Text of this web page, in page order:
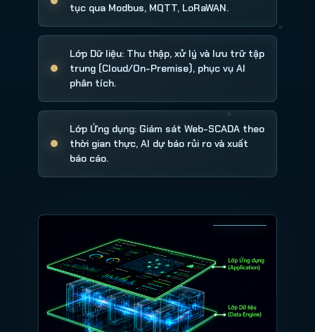
tục qua Modbus, MQTT, LoRaWAN.
Lớp Dữ liệu: Thu thập, xử lý và lưu trữ tập
trung (Cloud/On-Premise), phục vụ AI
phân tích.
Lớp Ứng dụng: Giám sát Web-SCADA theo
thời gian thực, AI dự báo rủi ro và xuất
báo cáo.